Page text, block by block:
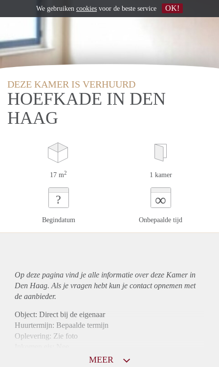
DEZE KAMER IS VERHUURD
HOEFKADE IN DEN
HAAG
17 m2 1 kamer
?
Begindatum
∞
Onbepaalde tijd
Op deze pagina vind je alle informatie over deze Kamer in
Den Haag. Als je vragen hebt kun je contact opnemen met
de aanbieder.
Object: Direct bij de eigenaar
Huurtermijn: Bepaalde termijn
Oplevering: Zie foto
MEER
We gebruiken cookies voor de beste service OK!